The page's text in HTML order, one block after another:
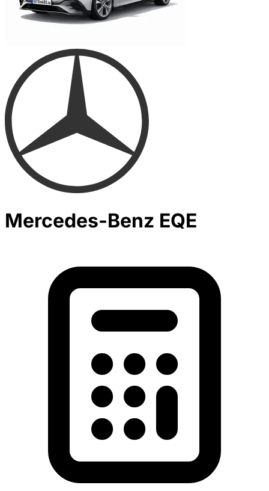
Mercedes-Benz EQE